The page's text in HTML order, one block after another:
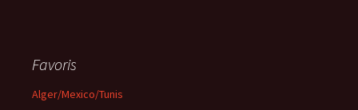
Favoris
Alger/Mexico/Tunis